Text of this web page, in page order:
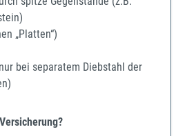
„Platten“)
bei separatem Diebstahl der